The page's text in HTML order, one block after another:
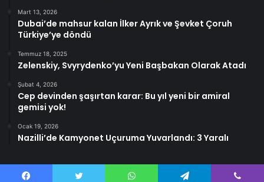
Mart 13, 2026
Dubai’de mahsur kalan İlker Ayrık ve Şevket Çoruh
Türkiye’ye döndü
Temmuz 18, 2025
Zelenskiy, Svyrydenko’yu Yeni Başbakan Olarak Atadı
Şubat 4, 2026
Cep devinden şaşırtan karar: Bu yıl yeni bir amiral
gemisi yok!
Ocak 19, 2026
Nazilli’de Kamyonet Uçuruma Yuvarlandı: 3 Yaralı